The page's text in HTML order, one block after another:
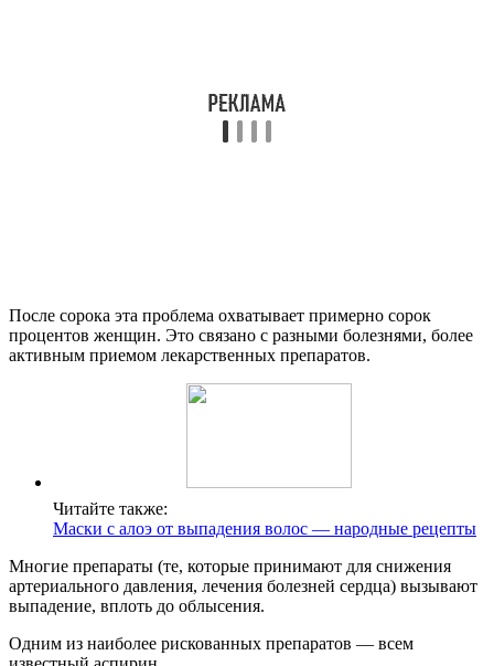
После сорока эта проблема охватывает примерно сорок
процентов женщин. Это связано с разными болезнями, более
активным приемом лекарственных препаратов.
Читайте также:
Маски с алоэ от выпадения волос — народные рецепты
Многие препараты (те, которые принимают для снижения
артериального давления, лечения болезней сердца) вызывают
выпадение, вплоть до облысения.
Одним из наиболее рискованных препаратов — всем